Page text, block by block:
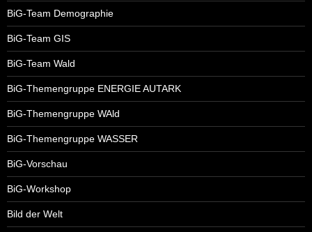
BiG-Team Demographie
BiG-Team GIS
BiG-Team Wald
BiG-Themengruppe ENERGIE AUTARK
BiG-Themengruppe WAld
BiG-Themengruppe WASSER
BiG-Vorschau
BiG-Workshop
Bild der Welt